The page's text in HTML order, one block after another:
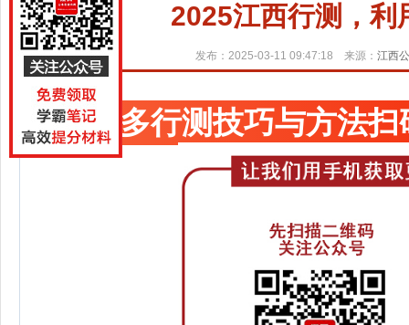
2025江西行测，利
发布：2025-03-11 09:47:18 来源： 江西
更多行测技巧与方法扫